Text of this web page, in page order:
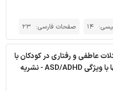
14 صفحات فارسی: 23
عاطفی و رفتاری در کودکان با
مشکلات هماهنگی آنها با ویژگی ASD/ADHD - نشریه